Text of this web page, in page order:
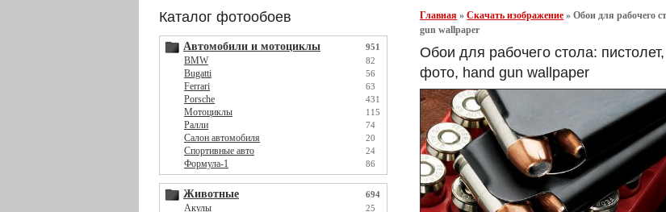
Каталог фотообоев
Автомобили и мотоциклы 951
BMW 82
Bugatti 56
Ferrari 63
Porsche 431
Мотоциклы 115
Ралли 74
Салон автомобиля 20
Спортивные авто 24
Формула-1 86
Животные 694
Акулы 25
Главная »Скачать изображение »Обои для рабочего
gun wallpaper
Обои для рабочего стола:
фото, hand gun wallpaper